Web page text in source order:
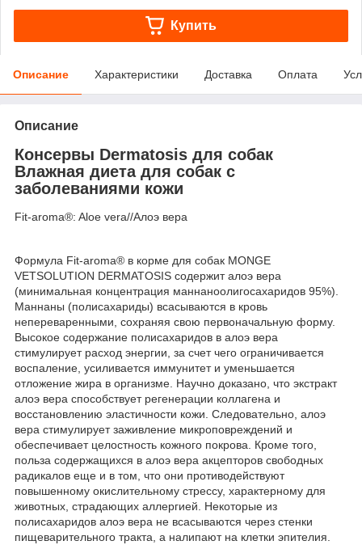
Купить
Описание Характеристики Доставка Оплата
Описание
Консервы Dermatosis для собак
Влажная диета для собак с
заболеваниями кожи
Fit-aroma®: Aloe vera//Алоэ вера
Формула Fit-aroma® в корме для собак MONGE
VETSOLUTION DERMATOSIS содержит алоэ вера
(минимальная концентрация маннаноолигосахаридов 95%).
Маннаны (полисахариды) всасываются в кровь
непереваренными, сохраняя свою первоначальную форму.
Высокое содержание полисахаридов в алоэ вера
стимулирует расход энергии, за счет чего ограничивается
воспаление, усиливается иммунитет и уменьшается
отложение жира в организме. Научно доказано, что экстракт
алоэ вера способствует регенерации коллагена и
восстановлению эластичности кожи. Следовательно, алоэ
вера стимулирует заживление микроповреждений и
обеспечивает целостность кожного покрова. Кроме того,
польза содержащихся в алоэ вера акцепторов свободных
радикалов еще и в том, что они противодействуют
повышенному окислительному стрессу, характерному для
животных, страдающих аллергией. Некоторые из
полисахаридов алоэ вера не всасываются через стенки
пищеварительного тракта, а налипают на клетки эпителия.